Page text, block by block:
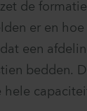
de
er en
een
bedden.